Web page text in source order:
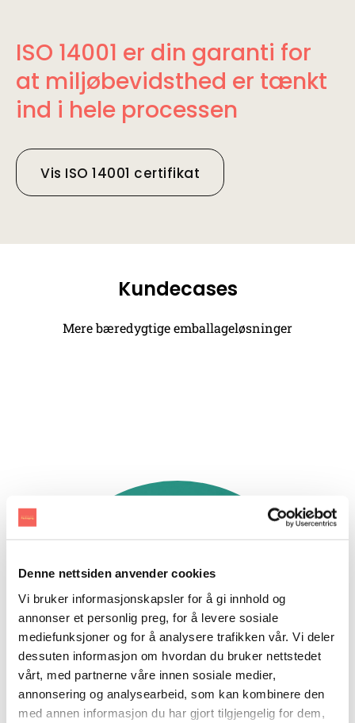
Denne nettsiden anvender cookies
Vi bruker informasjonskapsler for å gi innhold og
annonser et personlig preg, for å levere sosiale
mediefunksjoner og for å analysere trafikken vår. Vi deler
dessuten informasjon om hvordan du bruker nettstedet
vårt, med partnerne våre innen sosiale medier,
annonsering og analysearbeid, som kan kombinere den
med annen informasjon du har gjort tilgjengelig for dem,
ISO 14001 er din garanti for
at miljøbevidsthed er tænkt
ind i hele processen
Vis ISO 14001 certifikat
Kundecases
Mere bæredygtige emballageløsninger